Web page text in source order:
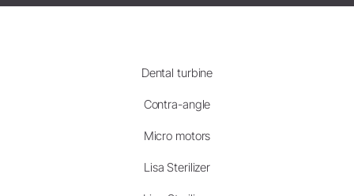
Dental turbine
Contra-angle
Micro motors
Lisa Sterilizer